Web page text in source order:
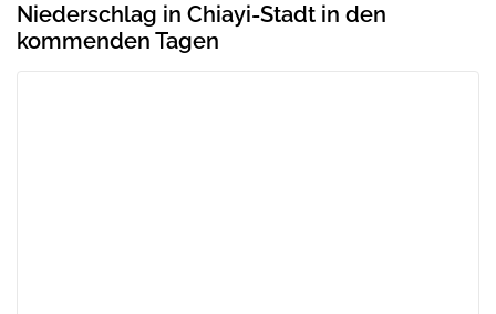
Niederschlag in Chiayi-Stadt in den
kommenden Tagen